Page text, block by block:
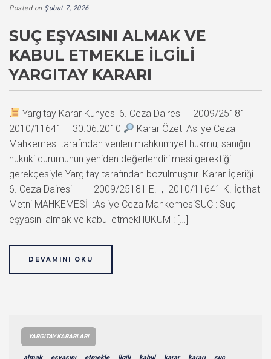
Posted on Şubat 7, 2026
SUÇ EŞYASINI ALMAK VE
KABUL ETMEKLE İLGILI
YARGITAY KARARI
Yargıtay Karar Künyesi 6. Ceza Dairesi – 2009/25181 –
2010/11641 – 30.06.2010
Karar Özeti Asliye Ceza
Mahkemesi tarafından verilen mahkumiyet hükmü, sanığın
hukuki durumunun yeniden değerlendirilmesi gerektiği
gerekçesiyle Yargıtay tarafından bozulmuştur. Karar İçeriği
6. Ceza Dairesi 2009/25181 E. , 2010/11641 K. İçtihat
Metni MAHKEMESİ :Asliye Ceza MahkemesiSUÇ : Suç
eşyasını almak ve kabul etmekHÜKÜM : […]
DEVAMINI OKU
YARGITAY KARARLARI
almak eşyasını etmekle İlgili kabul karar kararı suç